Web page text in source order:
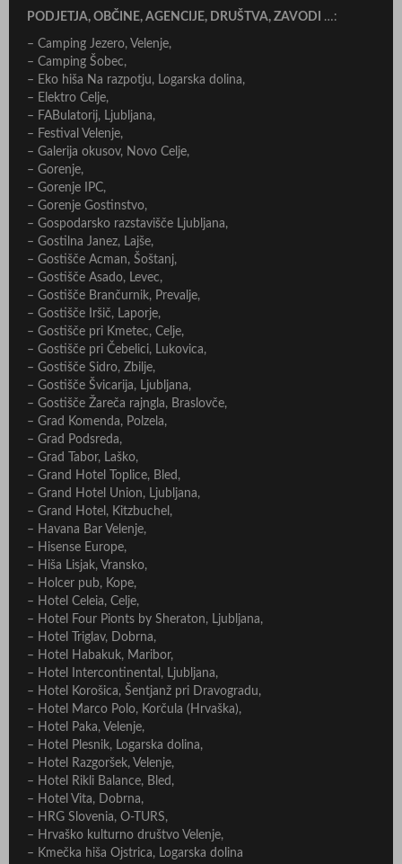
PODJETJA, OBČINE, AGENCIJE, DRUŠTVA, ZAVODI …:
– Camping Jezero, Velenje,
– Camping Šobec,
– Eko hiša Na razpotju, Logarska dolina,
– Elektro Celje,
– FABulatorij, Ljubljana,
– Festival Velenje,
– Galerija okusov, Novo Celje,
– Gorenje,
– Gorenje IPC,
– Gorenje Gostinstvo,
– Gospodarsko razstavišče Ljubljana,
– Gostilna Janez, Lajše,
– Gostišče Acman, Šoštanj,
– Gostišče Asado, Levec,
– Gostišče Brančurnik, Prevalje,
– Gostišče Iršič, Laporje,
– Gostišče pri Kmetec, Celje,
– Gostišče pri Čebelici, Lukovica,
– Gostišče Sidro, Zbilje,
– Gostišče Švicarija, Ljubljana,
– Gostišče Žareča rajngla, Braslovče,
– Grad Komenda, Polzela,
– Grad Podsreda,
– Grad Tabor, Laško,
– Grand Hotel Toplice, Bled,
– Grand Hotel Union, Ljubljana,
– Grand Hotel, Kitzbuchel,
– Havana Bar Velenje,
– Hisense Europe,
– Hiša Lisjak, Vransko,
– Holcer pub, Kope,
– Hotel Celeia, Celje,
– Hotel Four Pionts by Sheraton, Ljubljana,
– Hotel Triglav, Dobrna,
– Hotel Habakuk, Maribor,
– Hotel Intercontinental, Ljubljana,
– Hotel Korošica, Šentjanž pri Dravogradu,
– Hotel Marco Polo, Korčula (Hrvaška),
– Hotel Paka, Velenje,
– Hotel Plesnik, Logarska dolina,
– Hotel Razgoršek, Velenje,
– Hotel Rikli Balance, Bled,
– Hotel Vita, Dobrna,
– HRG Slovenia, O-TURS,
– Hrvaško kulturno društvo Velenje,
– Kmečka hiša Ojstrica, Logarska dolina